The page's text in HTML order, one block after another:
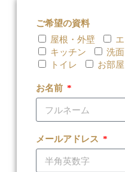
ご希望の資料
屋根・外壁
キッチン
洗
トイレ
お部屋
お名前
メールアドレス